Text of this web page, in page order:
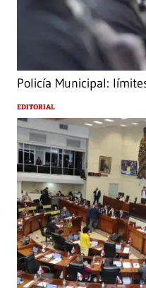
Policía Municipal:
EDITORIAL